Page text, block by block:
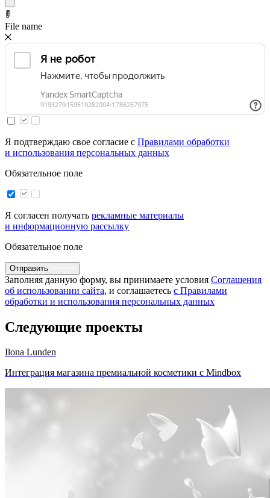
File name
Я подтверждаю свое согласие с Правилами обработки
и использования персональных данных
Обязательное поле
Я согласен получать рекламные материалы
и информационную рассылку
Обязательное поле
Отправить
Заполняя данную форму, вы принимаете условия Соглашения
об использовании сайта, и соглашаетесь с Правилами
обработки и использования персональных данных
Следующие проекты
Ilona Lunden
Интеграция магазина премиальной косметики с Mindbox